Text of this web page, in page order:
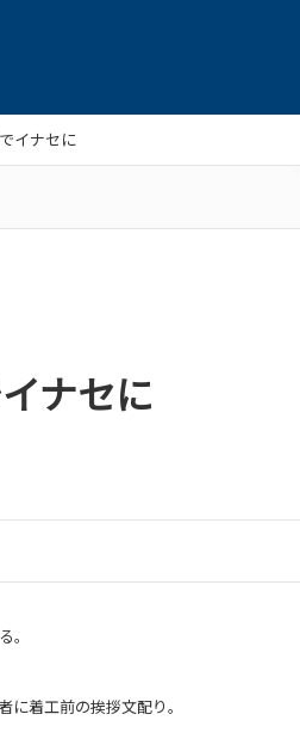
イナセに
ナセに
。
着工前の挨拶文配り。